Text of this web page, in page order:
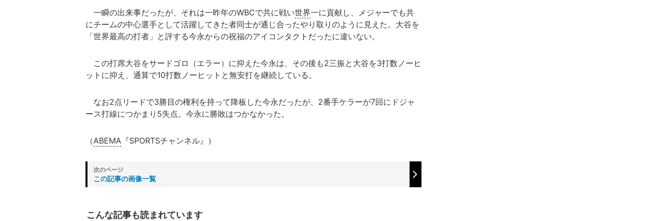
一瞬の出来事だったが、それは一昨年のWBCで共に戦い世界一に貢献し、メジャーでも共
にチームの中心選手として活躍してきた者同士が通じ合ったやり取りのように見えた。大谷を
「世界最高の打者」と評する今永からの祝福のアイコンタクトだったに違いない。
この打席大谷をサードゴロ（エラー）に抑えた今永は、その後も2三振と大谷を3打数ノーヒ
ットに抑え、通算で10打数ノーヒットと無安打を継続している。
なお2点リードで3勝目の権利を持って降板した今永だったが、2番手ケラーが7回にドジャ
ース打線につかまり5失点。今永に勝敗はつかなかった。
（ABEMA 『SPORTSチャンネル』）
この記事の画像一覧
こんな記事も読まれています